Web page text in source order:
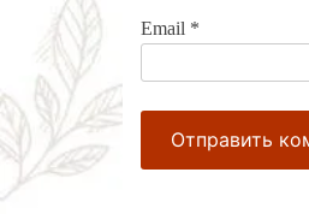
Email *